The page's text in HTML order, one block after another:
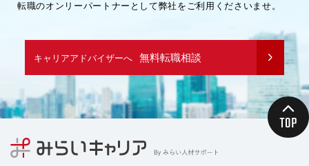
転職のオンリーパートナーとして弊社をご利用くださいませ。
キャリアアドバイザーへ 無料転職相談